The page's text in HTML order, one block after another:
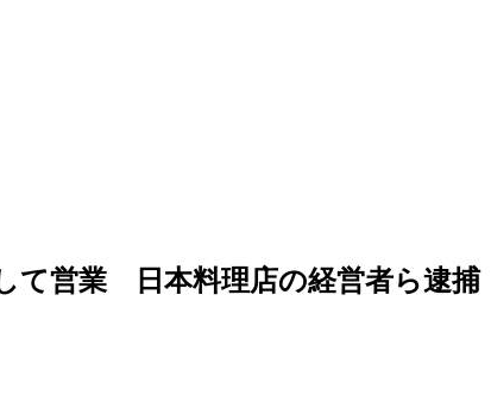
して営業 日本料理店の経営者ら逮